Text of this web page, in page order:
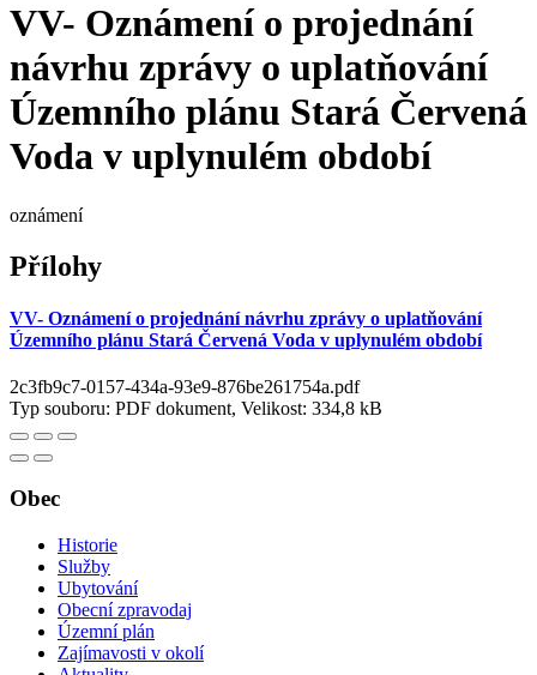
VV- Oznámení o projednání
návrhu zprávy o uplatňování
Územního plánu Stará Červená
Voda v uplynulém období
oznámení
Přílohy
VV- Oznámení o projednání návrhu zprávy o uplatňování
Územního plánu Stará Červená Voda v uplynulém období
2c3fb9c7-0157-434a-93e9-876be261754a.pdf
Typ souboru: PDF dokument, Velikost: 334,8 kB
Obec
Historie
Služby
Ubytování
Obecní zpravodaj
Územní plán
Zajímavosti v okolí